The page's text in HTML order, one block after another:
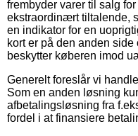
frembyder varer til salg
ekstraordinært tiltalende,
en indikator for en
kort er på den anden
beskytter køberen imod
Generelt foreslår vi
Som en anden løsning
afbetalingsløsning fra
fordel i at finansiere